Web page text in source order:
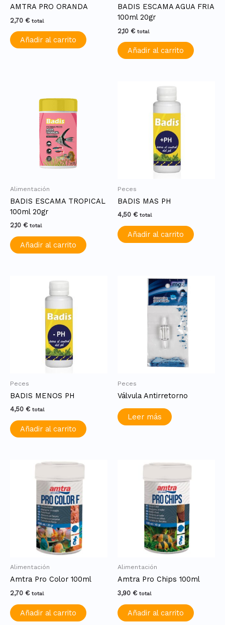
AMTRA PRO ORANDA
2,70 € total
Añadir al carrito
BADIS ESCAMA AGUA FRIA
100ml 20gr
2,10 € total
Añadir al carrito
Alimentación
BADIS ESCAMA TROPICAL
100ml 20gr
2,10 € total
Añadir al carrito
Peces
BADIS MAS PH
4,50 € total
Añadir al carrito
Peces
BADIS MENOS PH
4,50 € total
Añadir al carrito
Peces
Válvula Antirretorno
Leer más
Alimentación
Amtra Pro Color 100ml
2,70 € total
Añadir al carrito
Alimentación
Amtra Pro Chips 100ml
3,90 € total
Añadir al carrito